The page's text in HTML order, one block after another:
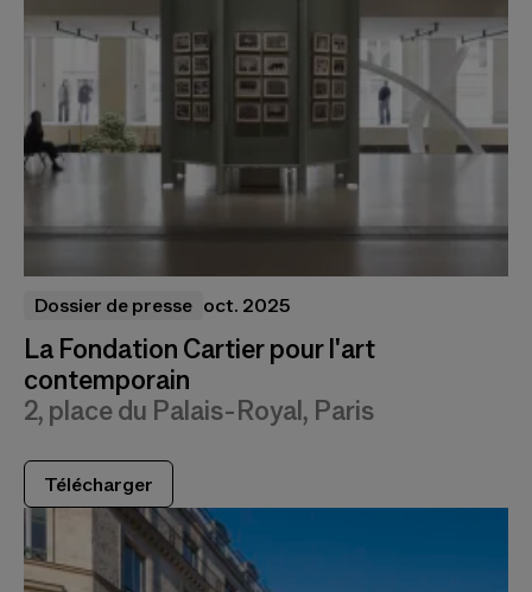
Dossier de presse oct. 2025
La Fondation Cartier pour l'art
contemporain
2, place du Palais-Royal, Paris
Télécharger